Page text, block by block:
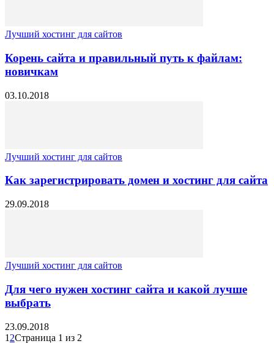
Лучший хостинг для сайтов
Корень сайта и правильный путь к файлам:
новичкам
03.10.2018
Лучший хостинг для сайтов
Как зарегистрировать домен и хостинг для сайта
29.09.2018
Лучший хостинг для сайтов
Для чего нужен хостинг сайта и какой лучше
выбрать
23.09.2018
1 2Страница 1 из 2